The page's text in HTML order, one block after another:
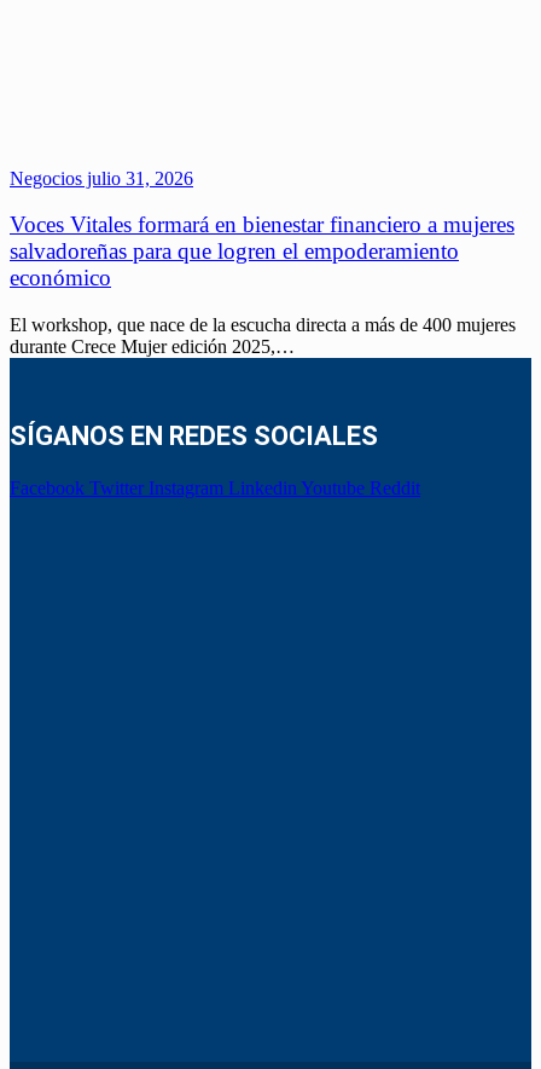
Negocios julio 31, 2026
Voces Vitales formará en bienestar financiero a mujeres
salvadoreñas para que logren el empoderamiento
económico
El workshop, que nace de la escucha directa a más de 400 mujeres
durante Crece Mujer edición 2025,…
SÍGANOS EN REDES SOCIALES
Facebook Twitter Instagram Linkedin Youtube Reddit